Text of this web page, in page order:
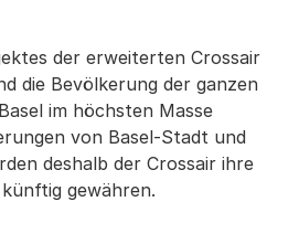
der erweiterten Crossair
die Bevölkerung der ganzen
im höchsten Masse
von Basel-Stadt und
deshalb der Crossair ihre
gewähren.